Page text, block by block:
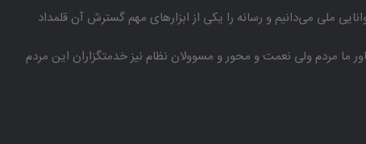
ملی می‌دانیم و رسانه را یكی از ابزارهای مهم گسترش آن قلمداد
ما مردم ولی نعمت و محور و مسوولان نظام نیز خدمتگزاران این مردم